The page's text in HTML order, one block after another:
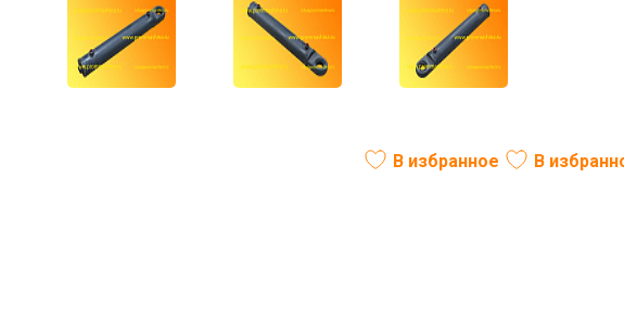
отвала МКДС 80х40х400 без проушины В избранное В